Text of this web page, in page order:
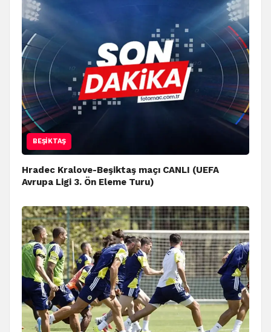
BEŞIKTAŞ
Hradec Kralove-Beşiktaş maçı CANLI (UEFA
Avrupa Ligi 3. Ön Eleme Turu)